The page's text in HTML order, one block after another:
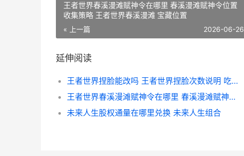
王者世界春溪漫滩赋神令在哪里 春溪漫滩赋神令位置
收集策略 王者世界春溪漫滩 宝藏位置
« 上一篇 2026-06-26
延伸阅读
王者世界捏脸能改吗 王者世界捏脸次数说明 吃鸡捏脸王者
王者世界春溪漫滩赋神令在哪里 春溪漫滩赋神令位置收集策略 王者世界春溪漫滩说剑
未来人生股权通量在哪里兑换 未来人生组合